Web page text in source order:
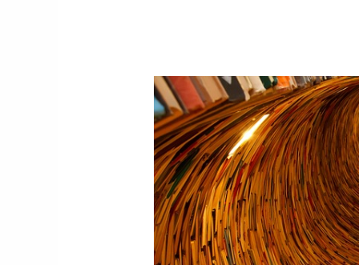
LovelyBooks-
Leserunde
zu
Projekt
22
📚